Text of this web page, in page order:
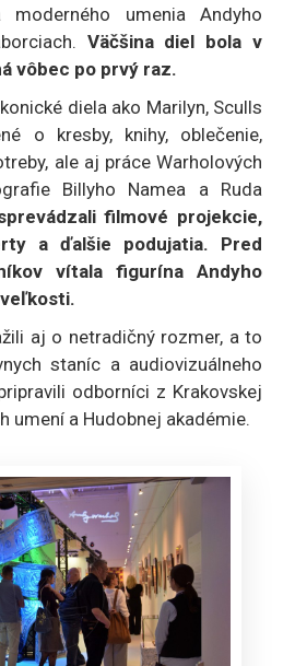
umenia Andyho
Väčšina diel bola v
vôbec po prvý raz.
diela ako Marilyn, Sculls
o kresby, knihy, oblečenie,
ale aj práce Warholových
Billyho Namea a Ruda
filmové projekcie,
a ďalšie podujatia. Pred
vítala figurína Andyho
aj o netradičný rozmer, a to
staníc a audiovizuálneho
odborníci z Krakovskej
umení a Hudobnej akadémie.